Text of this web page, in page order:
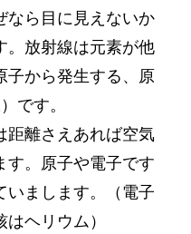
なら目に見えないか
。放射線は元素が他
子から発生する、原
です。
距離さえあれば空気
す。原子や電子です
いまします。（電子
ヘリウム）